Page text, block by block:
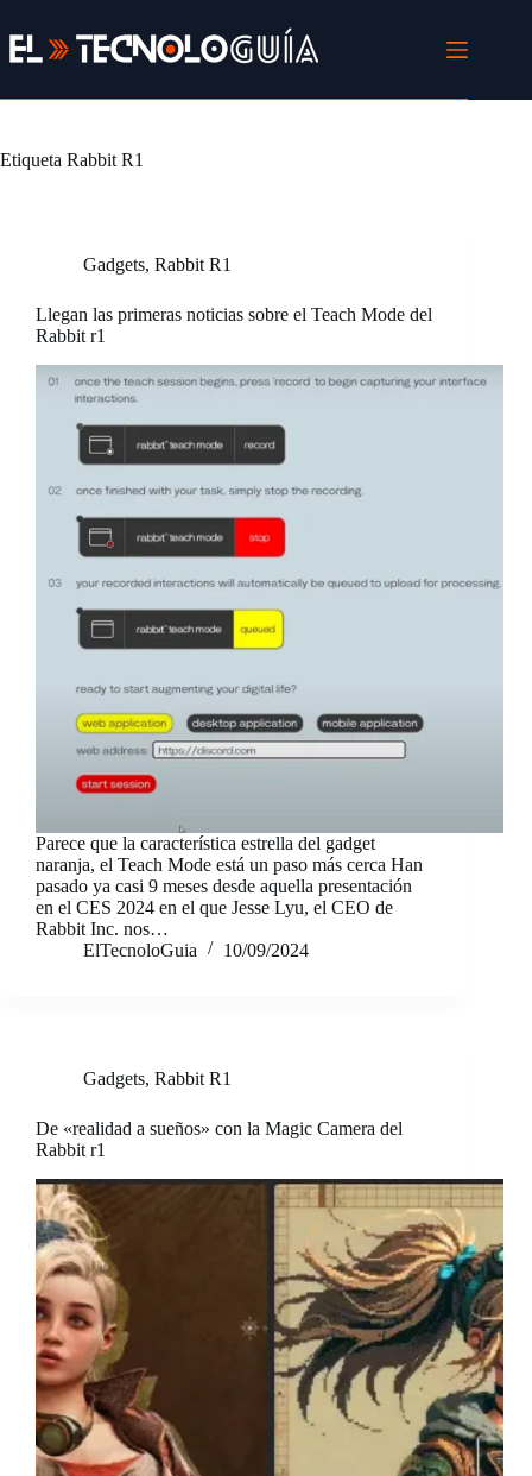
al
contenido
Etiqueta Rabbit R1
Gadgets, Rabbit R1
Llegan las primeras noticias sobre el Teach Mode del
Rabbit r1
Parece que la característica estrella del gadget
naranja, el Teach Mode está un paso más cerca Han
pasado ya casi 9 meses desde aquella presentación
en el CES 2024 en el que Jesse Lyu, el CEO de
Rabbit Inc. nos…
ElTecnoloGuia
10/09/2024
Gadgets, Rabbit R1
De «realidad a sueños» con la Magic Camera del
Rabbit r1